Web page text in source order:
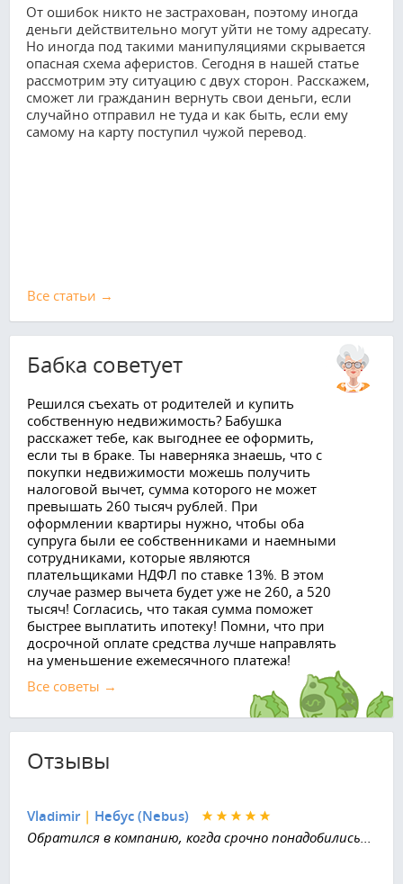
От ошибок никто не застрахован, поэтому иногда
деньги действительно могут уйти не тому адресату.
Но иногда под такими манипуляциями скрывается
опасная схема аферистов. Сегодня в нашей статье
рассмотрим эту ситуацию с двух сторон. Расскажем,
сможет ли гражданин вернуть свои деньги, если
случайно отправил не туда и как быть, если ему
самому на карту поступил чужой перевод.
Все cтатьи →
Бабка советует
Решился съехать от родителей и купить
собственную недвижимость? Бабушка
расскажет тебе, как выгоднее ее оформить,
если ты в браке. Ты наверняка знаешь, что с
покупки недвижимости можешь получить
налоговой вычет, сумма которого не может
превышать 260 тысяч рублей. При
оформлении квартиры нужно, чтобы оба
супруга были ее собственниками и наемными
сотрудниками, которые являются
плательщиками НДФЛ по ставке 13%. В этом
случае размер вычета будет уже не 260, а 520
тысяч! Согласись, что такая сумма поможет
быстрее выплатить ипотеку! Помни, что при
досрочной оплате средства лучше направлять
на уменьшение ежемесячного платежа!
Все советы →
Отзывы
Vladimir | Небус (Nebus)
Обратился в компанию, когда срочно понадобились...